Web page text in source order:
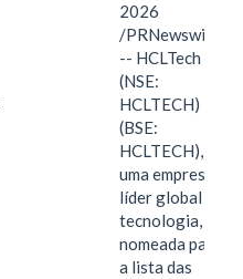
2026
/PRNewswire/
-- HCLTech
(NSE:
HCLTECH)
(BSE:
HCLTECH),
uma empresa
líder global em
tecnologia, foi
nomeada para
a lista das